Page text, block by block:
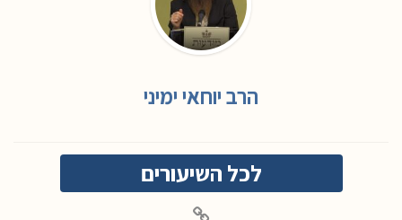
הרב יוחאי ימיני
לכל השיעורים